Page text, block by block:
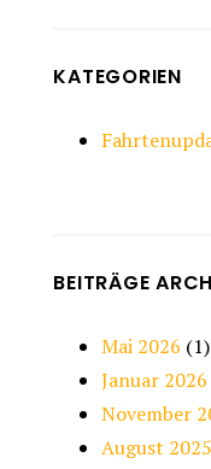
KATEGORIEN
BEITRÄGE
Mai 2026 (1)
Januar 2026
November
August 2025